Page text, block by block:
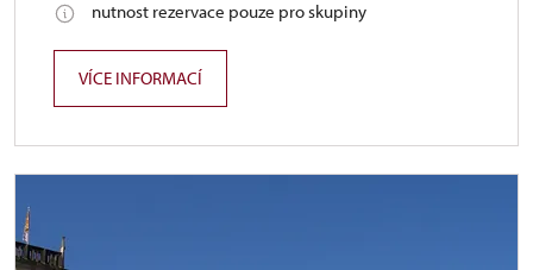
nutnost rezervace pouze pro skupiny
VÍCE INFORMACÍ